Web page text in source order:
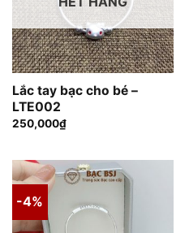
Lắc tay bạc cho bé –
LTE002
250,000₫
-4%